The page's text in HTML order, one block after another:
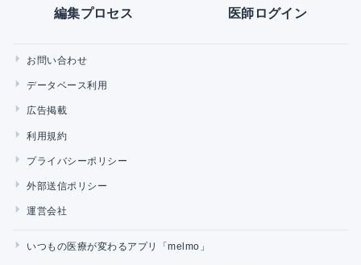
編集プロセス 医師ログイン
お問い合わせ
データベース利用
広告掲載
利用規約
プライバシーポリシー
外部送信ポリシー
運営会社
いつもの医療が変わるアプリ「melmo」